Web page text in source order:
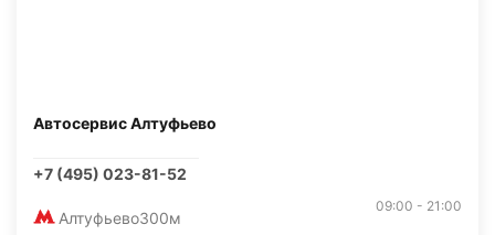
Автосервис Алтуфьево
+7 (495) 023-81-52
Алтуфьево300м
09:00 - 21:00